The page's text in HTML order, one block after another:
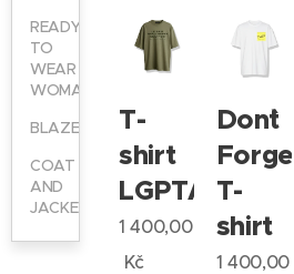
READY
TO
WEAR
WOMAN
BLAZER
COAT
AND
JACKET
T-
shirt
LGPTAY
1 400,00
Kč
Don`t
Forget
T-
shirt
1 400,00